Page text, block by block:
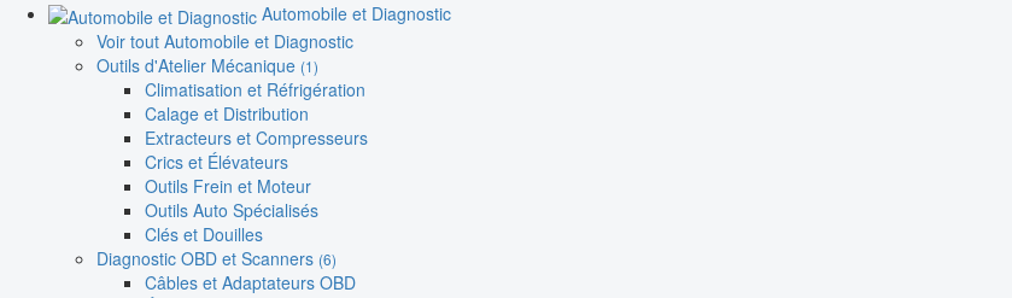
Automobile et Diagnostic
Voir tout Automobile et Diagnostic
Outils d'Atelier Mécanique (1)
Climatisation et Réfrigération
Calage et Distribution
Extracteurs et Compresseurs
Crics et Élévateurs
Outils Frein et Moteur
Outils Auto Spécialisés
Clés et Douilles
Diagnostic OBD et Scanners (6)
Câbles et Adaptateurs OBD